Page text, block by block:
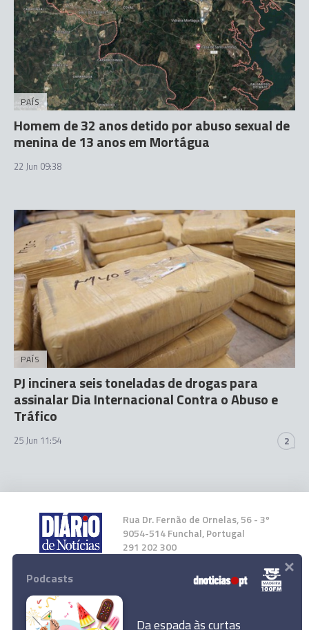
PAÍS
Homem de 32 anos detido por abuso sexual de
menina de 13 anos em Mortágua
22 Jun 09:38
PAÍS
PJ incinera seis toneladas de drogas para
assinalar Dia Internacional Contra o Abuso e
Tráfico
25 Jun 11:54 2
Rua Dr. Fernão de Ornelas, 56 - 3º
9054-514 Funchal, Portugal
291 202 300
Instale a nossa App
Podcasts
Da espada às curtas
×